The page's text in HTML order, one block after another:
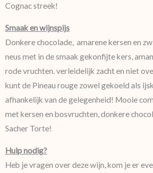
Cognac streek!
Smaak en wijnspijs
Donkere chocolade, amarene kersen en
neus met in de smaak gekonfijte kers,
rode vruchten. verleidelijk zacht en niet
kunt de Pineau rouge zowel gekoeld als
afhankelijk van de gelegenheid! Mooie
met kersen en bosvruchten, donkere
Sacher Torte!
Hulp nodig?
Heb je vragen over deze wijn, kom je er